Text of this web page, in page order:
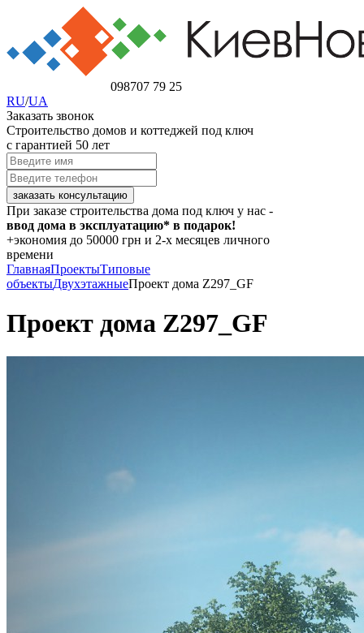
098707 79 25
RU/UA
Заказать звонок
Строительство домов и коттеджей под ключ
с гарантией 50 лет
При заказе строительства дома под ключ у нас -
ввод дома в эксплуатацию* в подарок!
+экономия до 50000 грн и 2-х месяцев личного
времени
ГлавнаяПроектыТиповые
объектыДвухэтажныеПроект дома Z297_GF
Проект дома Z297_GF